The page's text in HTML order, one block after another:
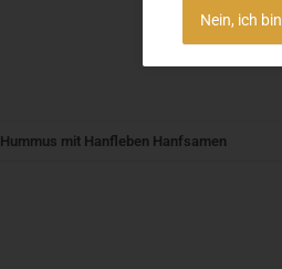
Hummus mit Hanfleben Hanfsamen
Nein, ich